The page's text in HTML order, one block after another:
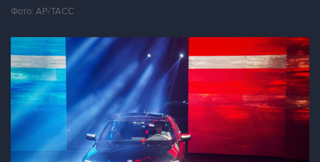
Фото: AP/ТАСС